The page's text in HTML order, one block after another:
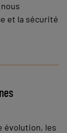
et la sécurité
évolution, les